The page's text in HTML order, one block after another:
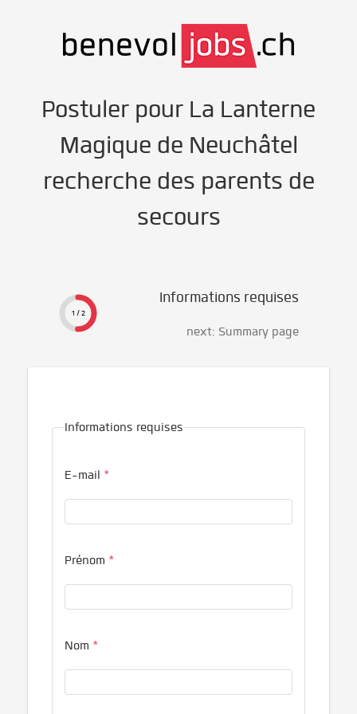
Postuler pour La Lanterne
Magique de Neuchâtel
recherche des parents de
secours
1 / 2
Informations requises
next: Summary page
Informations requises
E-mail *
Prénom *
Nom *